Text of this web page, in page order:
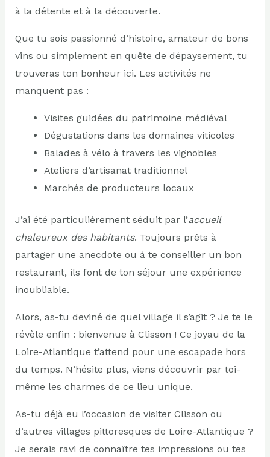
à la détente et à la découverte.
Que tu sois passionné d’histoire, amateur de bons
vins ou simplement en quête de dépaysement, tu
trouveras ton bonheur ici. Les activités ne
manquent pas :
Visites guidées du patrimoine médiéval
Dégustations dans les domaines viticoles
Balades à vélo à travers les vignobles
Ateliers d’artisanat traditionnel
Marchés de producteurs locaux
J’ai été particulièrement séduit par l’accueil
chaleureux des habitants. Toujours prêts à
partager une anecdote ou à te conseiller un bon
restaurant, ils font de ton séjour une expérience
inoubliable.
Alors, as-tu deviné de quel village il s’agit ? Je te le
révèle enfin : bienvenue à Clisson ! Ce joyau de la
Loire-Atlantique t’attend pour une escapade hors
du temps. N’hésite plus, viens découvrir par toi-
même les charmes de ce lieu unique.
As-tu déjà eu l’occasion de visiter Clisson ou
d’autres villages pittoresques de Loire-Atlantique ?
Je serais ravi de connaître tes impressions ou tes